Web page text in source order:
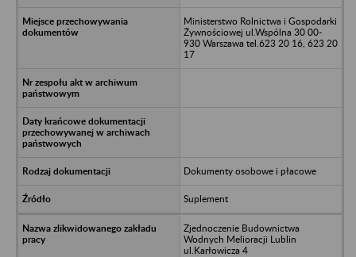
Ministerstwo Rolnictwa i Gospodarki
Żywnościowej ul.Wspólna 30 00-
930 Warszawa tel.623 20 16, 623 20
17
Dokumenty osobowe i płacowe
Suplement
Zjednoczenie Budownictwa
Wodnych Melioracji Lublin
ul.Karłowicza 4